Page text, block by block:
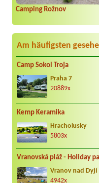
Camping Rožnov
Am häufigsten
Camp Sokol Troja
Praha 7
20889x
Kemp Keramika
Hracholusky
5803x
Vranovská pláž - Holiday
Vranov nad Dyjí
4942x